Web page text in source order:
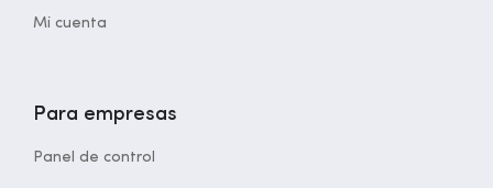
Mi cuenta
Para empresas
Panel de control